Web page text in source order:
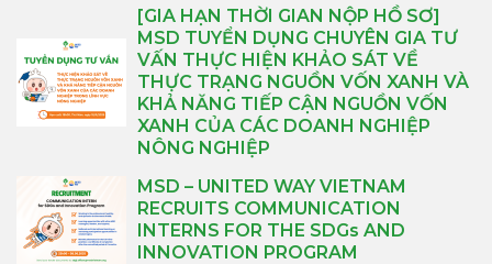
[GIA HẠN THỜI GIAN NỘP HỒ SƠ]
MSD TUYỂN DỤNG CHUYÊN GIA TƯ
VẤN THỰC HIỆN KHẢO SÁT VỀ
THỰC TRẠNG NGUỒN VỐN XANH VÀ
KHẢ NĂNG TIẾP CẬN NGUỒN VỐN
XANH CỦA CÁC DOANH NGHIỆP
NÔNG NGHIỆP
MSD – UNITED WAY VIETNAM
RECRUITS COMMUNICATION
INTERNS FOR THE SDGs AND
INNOVATION PROGRAM